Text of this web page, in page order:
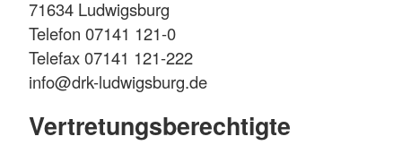
71634 Ludwigsburg
Telefon 07141 121-0
Telefax 07141 121-222
info@drk-ludwigsburg.de
Vertretungsberechtigte